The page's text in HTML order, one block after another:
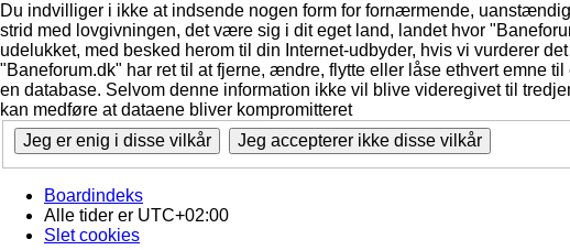
Du indvilliger i ikke at indsende nogen form for fornærmende,
strid med lovgivningen, det være sig i dit eget land, landet hvor
udelukket, med besked herom til din Internet-udbyder, hvis vi vurderer
"Baneforum.dk" har ret til at fjerne, ændre, flytte eller låse ethvert emne
en database. Selvom denne information ikke vil blive videregivet til
kan medføre at dataene bliver kompromitteret
Boardindeks
Alle tider er UTC+02:00
Slet cookies